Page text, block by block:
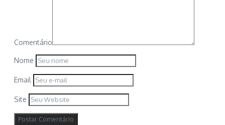
Comentário
Nome
Email
Site